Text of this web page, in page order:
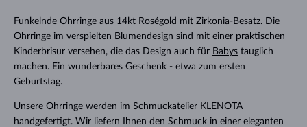
Funkelnde Ohrringe aus 14kt Roségold mit Zirkonia-Besatz. Die
Ohrringe im verspielten Blumendesign sind mit einer praktischen
Kinderbrisur versehen, die das Design auch für Babystauglich
machen. Ein wunderbares Geschenk - etwa zum ersten
Geburtstag.
Unsere Ohrringe werden im Schmuckatelier KLENOTA
handgefertigt. Wir liefern Ihnen den Schmuck in einer eleganten